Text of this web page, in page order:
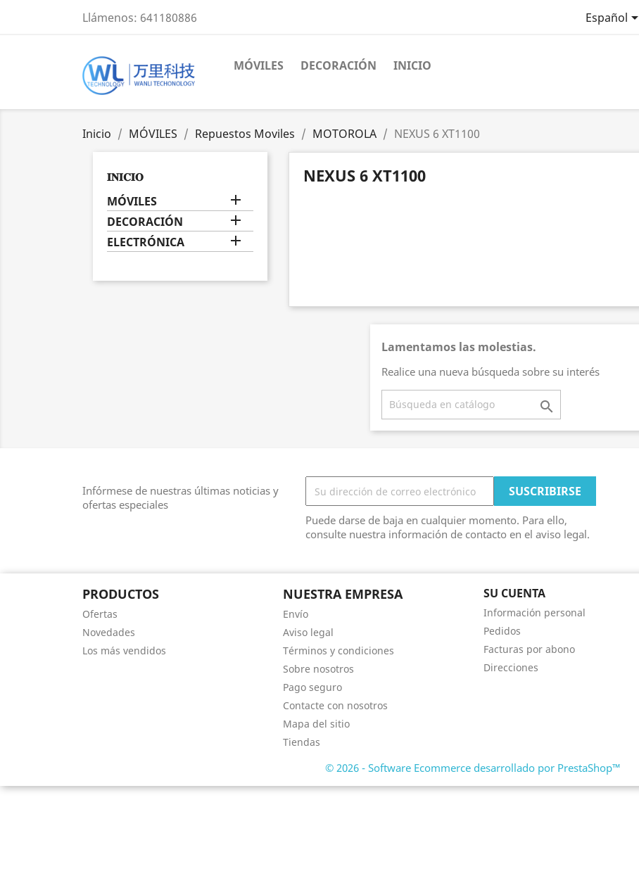
Llámenos: 641180886 Español
MÓVILES DECORACIÓN INICIO
Inicio MÓVILES Repuestos Moviles MOTOROLA NEXUS 6 XT1100
𝐈𝐍𝐈𝐂𝐈𝐎
MÓVILES 
DECORACIÓN 
ELECTRÓNICA 
NEXUS 6 XT1100
Lamentamos las molestias.
Realice una nueva búsqueda sobre su interés

Infórmese de nuestras últimas noticias y
ofertas especiales
Puede darse de baja en cualquier momento. Para ello,
consulte nuestra información de contacto en el aviso legal.
PRODUCTOS
Ofertas
Novedades
Los más vendidos
NUESTRA EMPRESA
Envío
Aviso legal
Términos y condiciones
Sobre nosotros
Pago seguro
Contacte con nosotros
Mapa del sitio
Tiendas
SU CUENTA
Información personal
Pedidos
Facturas por abono
Direcciones
© 2026 - Software Ecommerce desarrollado por PrestaShop™